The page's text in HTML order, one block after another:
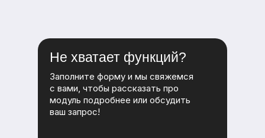
Не хватает функций?
Заполните форму и мы свяжемся
с вами, чтобы рассказать про
модуль подробнее или обсудить
ваш запрос!